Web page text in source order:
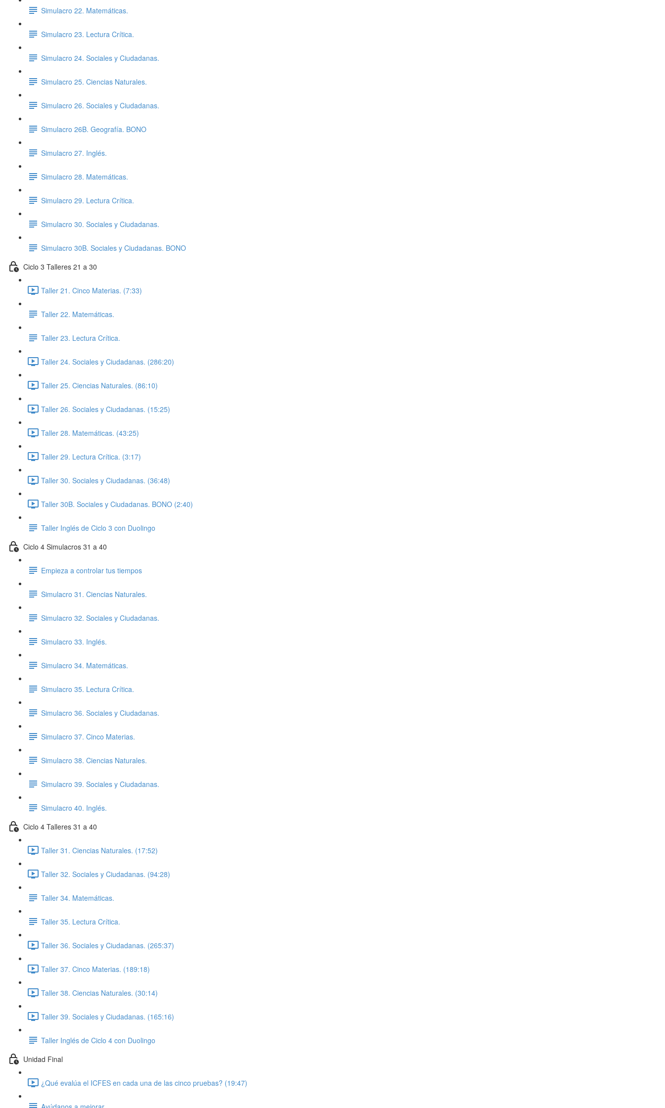
Simulacro 22. Matemáticas.
Simulacro 23. Lectura Crítica.
Simulacro 24. Sociales y Ciudadanas.
Simulacro 25. Ciencias Naturales.
Simulacro 26. Sociales y Ciudadanas.
Simulacro 26B. Geografía. BONO
Simulacro 27. Inglés.
Simulacro 28. Matemáticas.
Simulacro 29. Lectura Crítica.
Simulacro 30. Sociales y Ciudadanas.
Simulacro 30B. Sociales y Ciudadanas. BONO
Ciclo 3 Talleres 21 a 30
Taller 21. Cinco Materias. (7:33)
Taller 22. Matemáticas.
Taller 23. Lectura Crítica.
Taller 24. Sociales y Ciudadanas. (286:20)
Taller 25. Ciencias Naturales. (86:10)
Taller 26. Sociales y Ciudadanas. (15:25)
Taller 28. Matemáticas. (43:25)
Taller 29. Lectura Crítica. (3:17)
Taller 30. Sociales y Ciudadanas. (36:48)
Taller 30B. Sociales y Ciudadanas. BONO (2:40)
Taller Inglés de Ciclo 3 con Duolingo
Ciclo 4 Simulacros 31 a 40
Empieza a controlar tus tiempos
Simulacro 31. Ciencias Naturales.
Simulacro 32. Sociales y Ciudadanas.
Simulacro 33. Inglés.
Simulacro 34. Matemáticas.
Simulacro 35. Lectura Crítica.
Simulacro 36. Sociales y Ciudadanas.
Simulacro 37. Cinco Materias.
Simulacro 38. Ciencias Naturales.
Simulacro 39. Sociales y Ciudadanas.
Simulacro 40. Inglés.
Ciclo 4 Talleres 31 a 40
Taller 31. Ciencias Naturales. (17:52)
Taller 32. Sociales y Ciudadanas. (94:28)
Taller 34. Matemáticas.
Taller 35. Lectura Crítica.
Taller 36. Sociales y Ciudadanas. (265:37)
Taller 37. Cinco Materias. (189:18)
Taller 38. Ciencias Naturales. (30:14)
Taller 39. Sociales y Ciudadanas. (165:16)
Taller Inglés de Ciclo 4 con Duolingo
Unidad Final
¿Qué evalúa el ICFES en cada una de las cinco pruebas? (19:47)